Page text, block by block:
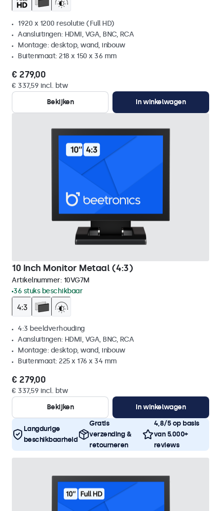
1920 x 1200 resolutie (Full HD)
Aansluitingen: HDMI, VGA, BNC, RCA
Montage: desktop, wand, inbouw
Buitenmaat: 218 x 150 x 36 mm
€ 279,00
€ 337,59 incl. btw
Bekijken
In winkelwagen
10 Inch Monitor Metaal (4:3)
Artikelnummer: 10VG7M
36 stuks beschikbaar
4:3 beeldverhouding
Aansluitingen: HDMI, VGA, BNC, RCA
Montage: desktop, wand, inbouw
Buitenmaat: 225 x 176 x 34 mm
€ 279,00
€ 337,59 incl. btw
Bekijken
In winkelwagen
Langdurige
beschikbaarheid
Gratis
verzending &
retourneren
4,8/5 op basis
van 5.000+
reviews